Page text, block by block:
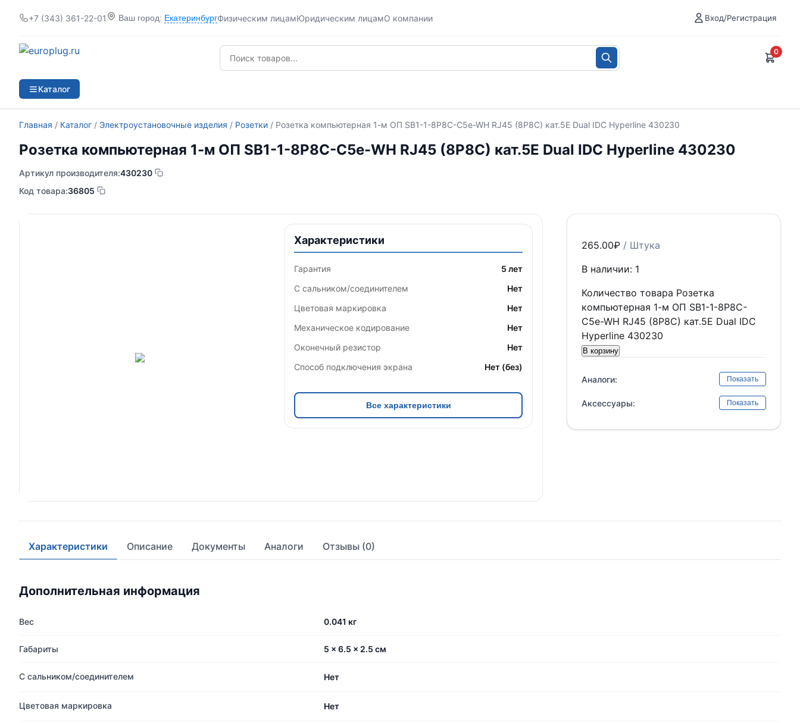
+7 (343) 361-22-01 Ваш город: ЕкатеринбургФизическим лицамЮридическим лицамО компании Вход/Регистрация
0
Каталог
Главная / Каталог / Электроустановочные изделия / Розетки / Розетка компьютерная 1-м ОП SB1-1-8P8C-C5e-WH RJ45 (8P8C) кат.5E Dual IDC Hyperline 430230
Розетка компьютерная 1-м ОП SB1-1-8P8C-C5e-WH RJ45 (8P8C) кат.5E Dual IDC Hyperline 430230
Артикул производителя:430230
Код товара:36805
Характеристики
Гарантия
5 лет
С сальником/соединителем
Нет
Цветовая маркировка
Нет
Механическое кодирование
Нет
Оконечный резистор
Нет
Способ подключения экрана
Нет (без)
Все характеристики
265.00₽ / Штука
В наличии: 1
Количество товара Розетка
компьютерная 1-м ОП SB1-1-8P8C-
C5e-WH RJ45 (8P8C) кат.5E Dual IDC
Hyperline 430230
В корзину
Аналоги: Показать
Аксессуары: Показать
Характеристики Описание Документы Аналоги Отзывы (0)
Дополнительная информация
Вес 0.041 кг
Габариты 5 × 6.5 × 2.5 см
С сальником/соединителем Нет
Цветовая маркировка Нет